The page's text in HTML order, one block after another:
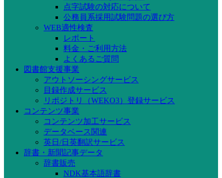
点字試験の対応について
公務員系採用試験問題の選び方
WEB適性検査
レポート
料金・ご利用方法
よくあるご質問
図書館支援事業
アウトソーシングサービス
目録作成サービス
リポジトリ（WEKO3）登録サービス
コンテンツ事業
コンテンツ加工サービス
データベース関連
英日/日英翻訳サービス
辞書・新聞記事データ
辞書販売
NDK基本語辞書